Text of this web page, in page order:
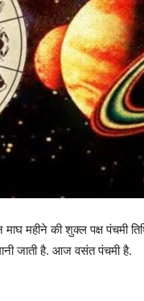
की शुक्ल पक्ष पंचमी
जाती है. आज वसंत पंचमी है.